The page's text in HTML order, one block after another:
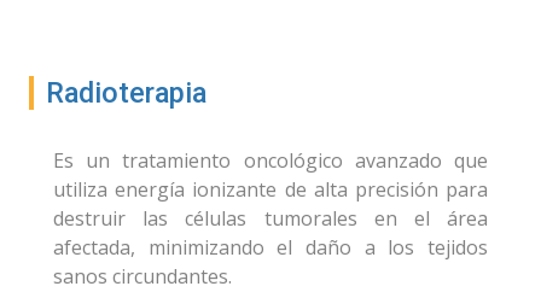
Radioterapia
Es un tratamiento oncológico avanzado que
utiliza energía ionizante de alta precisión para
destruir las células tumorales en el área
afectada, minimizando el daño a los tejidos
sanos circundantes.